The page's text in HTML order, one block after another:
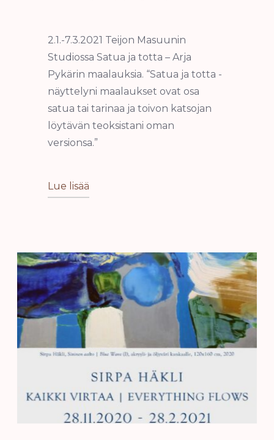
2.1.-7.3.2021 Teijon Masuunin
Studiossa Satua ja totta – Arja
Pykärin maalauksia. “Satua ja totta -
näyttelyni maalaukset ovat osa
satua tai tarinaa ja toivon katsojan
löytävän teoksistani oman
versionsa.”
Lue lisää